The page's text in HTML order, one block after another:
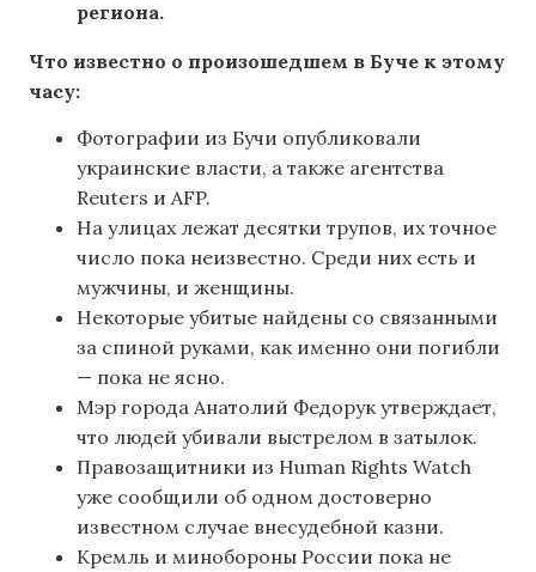
региона.
Что известно о произошедшем в Буче к этому
часу:
Фотографии из Бучи опубликовали
украинские власти, а также агентства
Reuters и AFP.
На улицах лежат десятки трупов, их точное
число пока неизвестно. Среди них есть и
мужчины, и женщины.
Некоторые убитые найдены со связанными
за спиной руками, как именно они погибли
— пока не ясно.
Мэр города Анатолий Федорук утверждает,
что людей убивали выстрелом в затылок.
Правозащитники из Human Rights Watch
уже сообщили об одном достоверно
известном случае внесудебной казни.
Кремль и минобороны России пока не